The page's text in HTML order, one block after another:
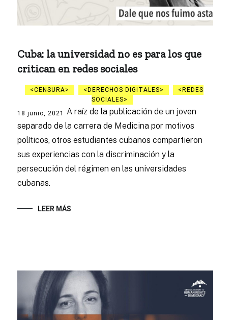
Cuba: la universidad no es para los que
critican en redes sociales
CENSURA DERECHOS DIGITALES
REDES
SOCIALES
18 junio, 2021
A raíz de la publicación de un joven
separado de la carrera de Medicina por motivos
políticos, otros estudiantes cubanos compartieron
sus experiencias con la discriminación y la
persecución del régimen en las universidades
cubanas.
LEER MÁS